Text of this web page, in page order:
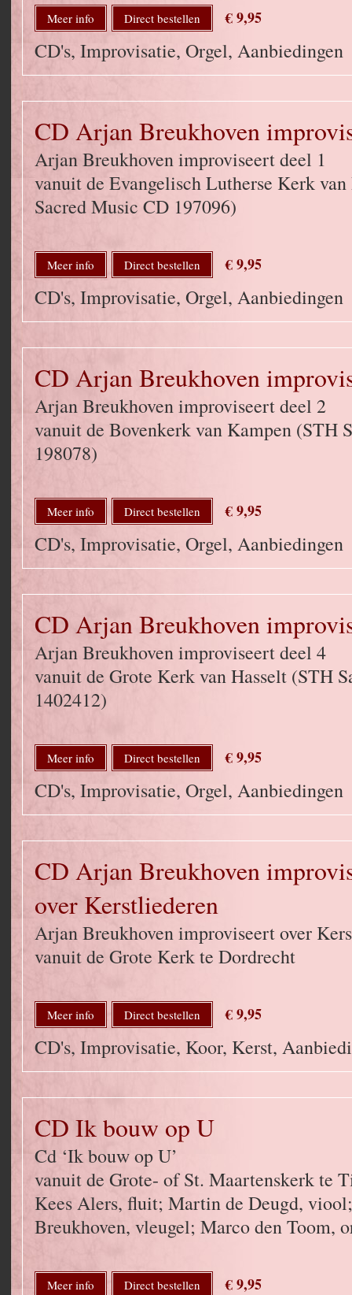
Meer info Direct bestellen € 9,95
CD's, Improvisatie, Orgel, Aanbiedingen
CD Arjan Breukhoven
Arjan Breukhoven improviseert deel 1
vanuit de Evangelisch Lutherse Kerk
Sacred Music CD 197096)
Meer info Direct bestellen € 9,95
CD's, Improvisatie, Orgel, Aanbiedingen
CD Arjan Breukhoven
Arjan Breukhoven improviseert deel 2
vanuit de Bovenkerk van Kampen (STH
198078)
Meer info Direct bestellen € 9,95
CD's, Improvisatie, Orgel, Aanbiedingen
CD Arjan Breukhoven
Arjan Breukhoven improviseert deel 4
vanuit de Grote Kerk van Hasselt (STH
1402412)
Meer info Direct bestellen € 9,95
CD's, Improvisatie, Orgel, Aanbiedingen
CD Arjan Breukhoven
over Kerstliederen
Arjan Breukhoven improviseert over
vanuit de Grote Kerk te Dordrecht
Meer info Direct bestellen € 9,95
CD's, Improvisatie, Koor, Kerst,
CD Ik bouw op U
Cd ‘Ik bouw op U’
vanuit de Grote- of St. Maartenskerk te
Kees Alers, fluit; Martin de Deugd,
Breukhoven, vleugel; Marco den Toom,
Meer info Direct bestellen € 9,95